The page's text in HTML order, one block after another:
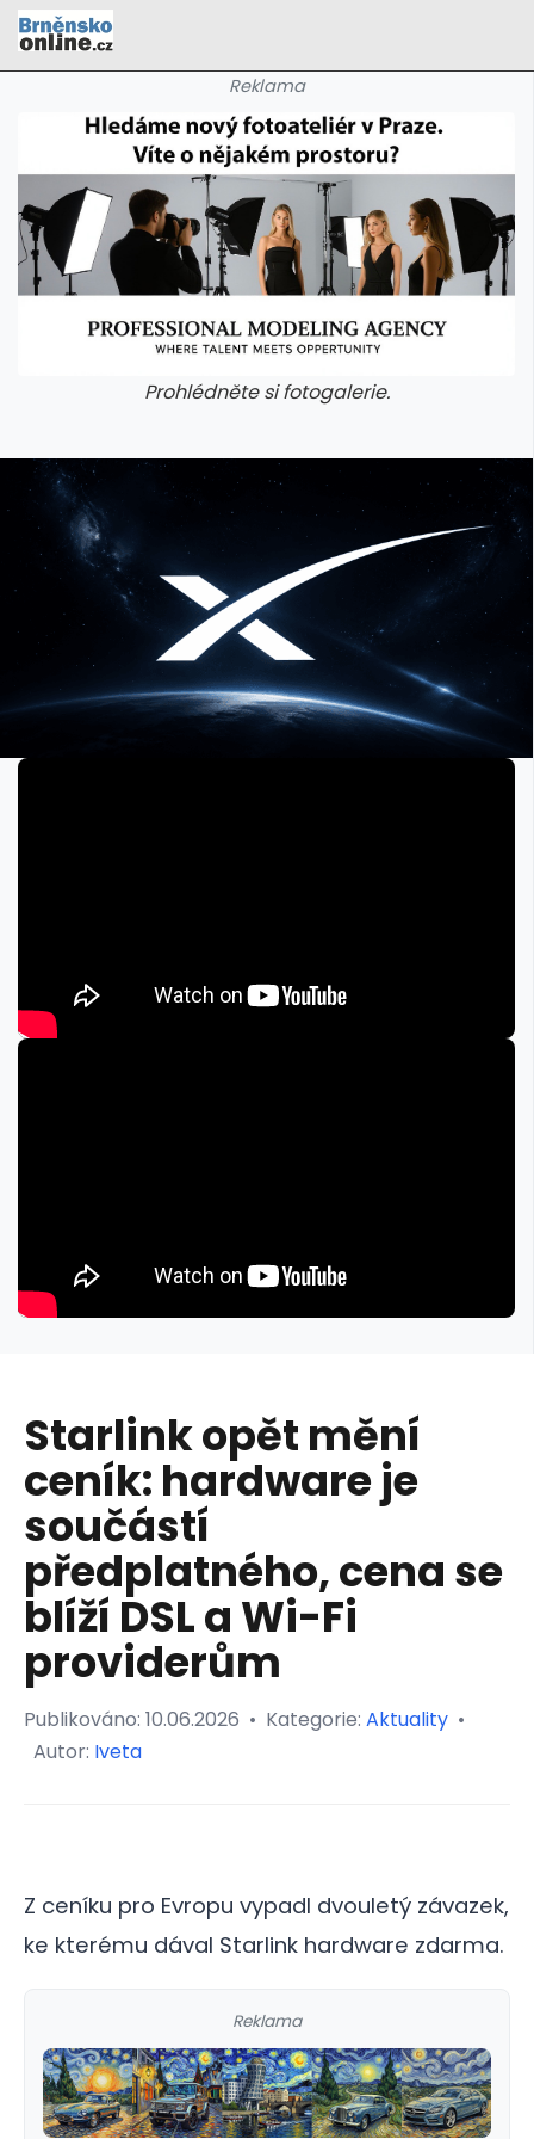
Reklama
Prohlédněte si fotogalerie.
Starlink opět mění
ceník: hardware je
součástí
předplatného, cena se
blíží DSL a Wi-Fi
providerům
Publikováno: 10.06.2026 • Kategorie: Aktuality •
Autor: Iveta
Z ceníku pro Evropu vypadl dvouletý závazek,
ke kterému dával Starlink hardware zdarma.
Reklama